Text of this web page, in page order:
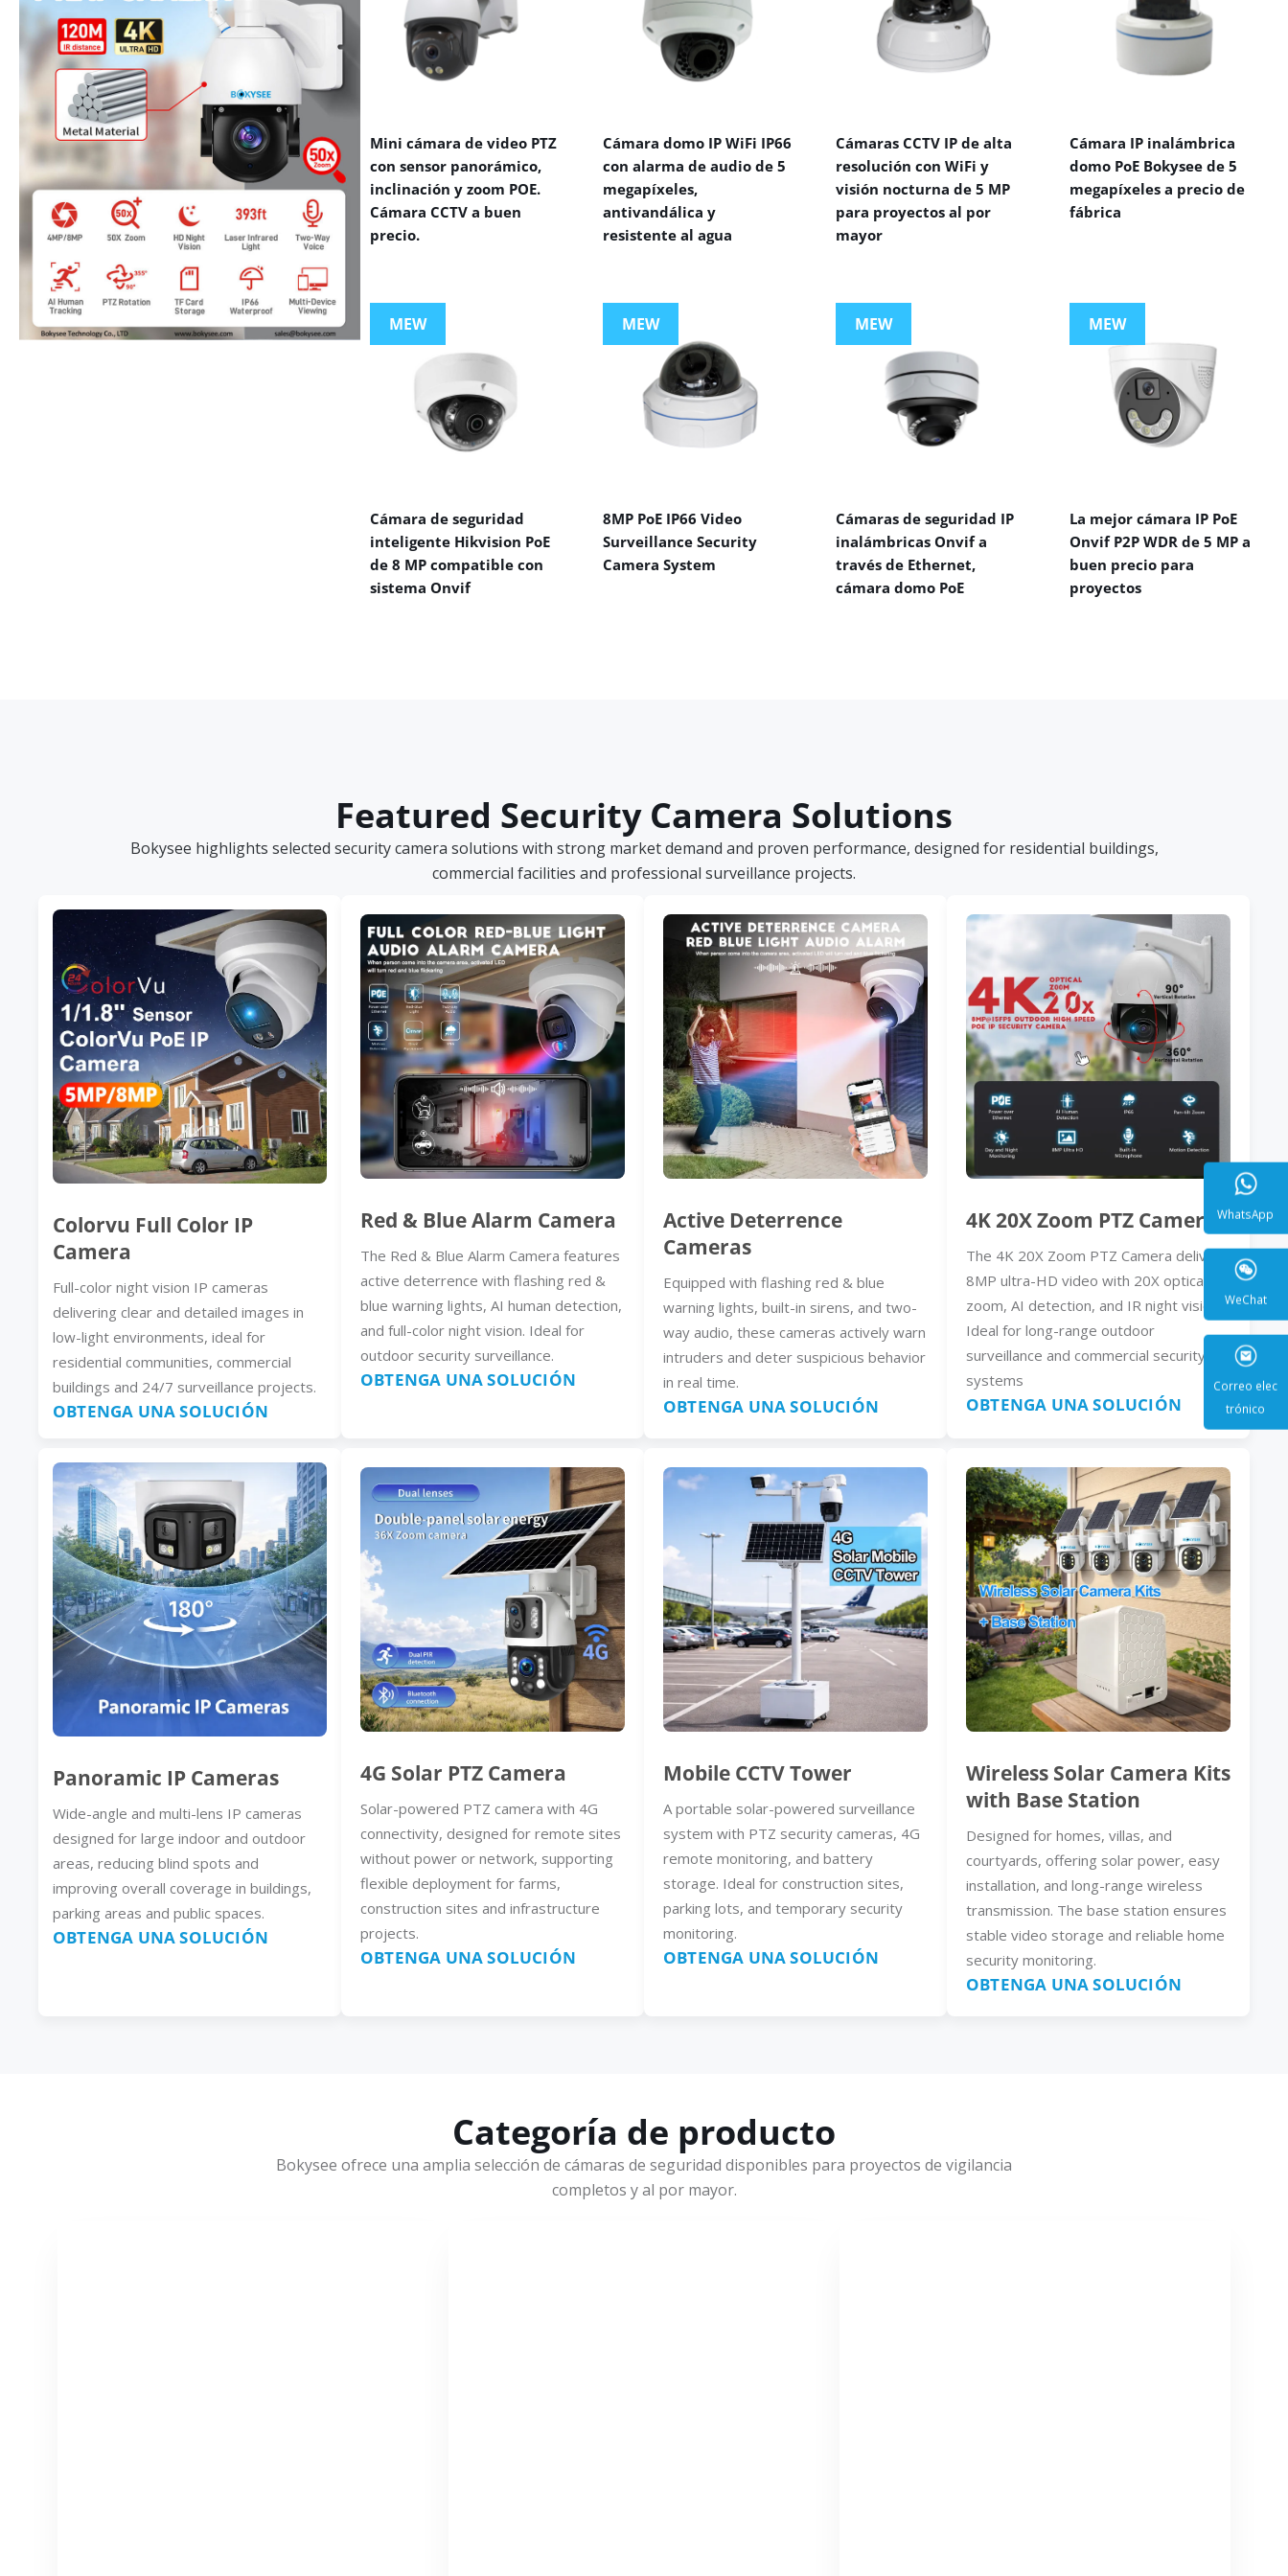
Mini cámara de video PTZ
con sensor panorámico,
inclinación y zoom POE.
Cámara CCTV a buen
precio.
Cámara domo IP WiFi IP66
con alarma de audio de 5
megapíxeles,
antivandálica y
resistente al agua
Cámaras CCTV IP de alta
resolución con WiFi y
visión nocturna de 5 MP
para proyectos al por
mayor
Cámara IP inalámbrica
domo PoE Bokysee de 5
megapíxeles a precio de
fábrica
MEW
Cámara de seguridad
inteligente Hikvision PoE
de 8 MP compatible con
sistema Onvif
MEW
8MP PoE IP66 Video
Surveillance Security
Camera System
MEW
Cámaras de seguridad IP
inalámbricas Onvif a
través de Ethernet,
cámara domo PoE
MEW
La mejor cámara IP PoE
Onvif P2P WDR de 5 MP a
buen precio para
proyectos
Featured Security Camera Solutions
Bokysee highlights selected security camera solutions with strong market demand and proven performance, designed for residential buildings,
commercial facilities and professional surveillance projects.
Colorvu Full Color IP
Camera
Full-color night vision IP cameras
delivering clear and detailed images in
low-light environments, ideal for
residential communities, commercial
buildings and 24/7 surveillance projects.
OBTENGA UNA SOLUCIÓN
Red & Blue Alarm Camera
The Red & Blue Alarm Camera features
active deterrence with flashing red &
blue warning lights, AI human detection,
and full-color night vision. Ideal for
outdoor security surveillance.
OBTENGA UNA SOLUCIÓN
Active Deterrence
Cameras
Equipped with flashing red & blue
warning lights, built-in sirens, and two-
way audio, these cameras actively warn
intruders and deter suspicious behavior
in real time.
OBTENGA UNA SOLUCIÓN
4K 20X Zoom PTZ Camera
The 4K 20X Zoom PTZ Camera delivers
8MP ultra-HD video with 20X optical
zoom, AI detection, and IR night vision.
Ideal for long-range outdoor
surveillance and commercial security
systems
OBTENGA UNA SOLUCIÓN
Panoramic IP Cameras
Wide-angle and multi-lens IP cameras
designed for large indoor and outdoor
areas, reducing blind spots and
improving overall coverage in buildings,
parking areas and public spaces.
OBTENGA UNA SOLUCIÓN
4G Solar PTZ Camera
Solar-powered PTZ camera with 4G
connectivity, designed for remote sites
without power or network, supporting
flexible deployment for farms,
construction sites and infrastructure
projects.
OBTENGA UNA SOLUCIÓN
Mobile CCTV Tower
A portable solar-powered surveillance
system with PTZ security cameras, 4G
remote monitoring, and battery
storage. Ideal for construction sites,
parking lots, and temporary security
monitoring.
OBTENGA UNA SOLUCIÓN
Wireless Solar Camera Kits
with Base Station
Designed for homes, villas, and
courtyards, offering solar power, easy
installation, and long-range wireless
transmission. The base station ensures
stable video storage and reliable home
security monitoring.
OBTENGA UNA SOLUCIÓN
Categoría de producto
Bokysee ofrece una amplia selección de cámaras de seguridad disponibles para proyectos de vigilancia
completos y al por mayor.
Correo